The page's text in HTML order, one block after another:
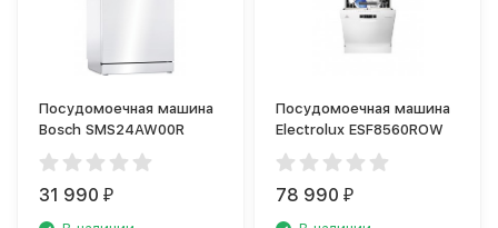
Посудомоечная машина
Bosch SMS24AW00R
31 990₽
Посудомоечная машина
Electrolux ESF8560ROW
78 990₽